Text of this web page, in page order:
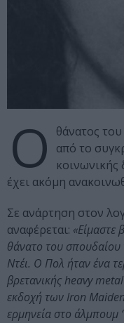
Ο θάνατος του
από το
κοινωνικής
έχει ακόμη
Σε ανάρτηση στον
αναφέρεται: «Είμαστε
θάνατο του
Ντέι. Ο Πολ ήταν ένα
βρετανικής heavy
εκδοχή των Iron
ερμηνεία στο άλμπουμ